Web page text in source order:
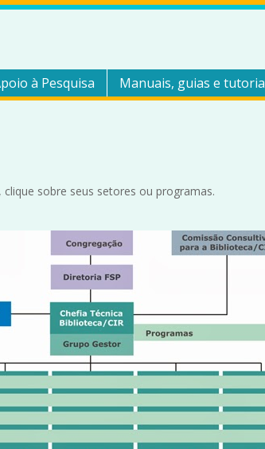
à Pesquisa Manuais, guias e
sobre seus setores ou programas.